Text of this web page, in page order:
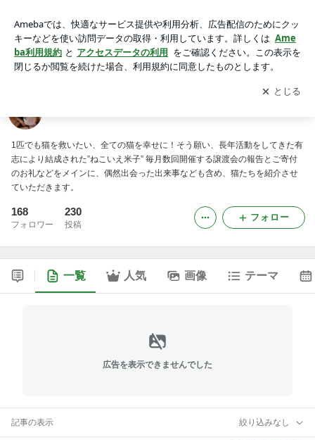
アプリをダウンロードして ブログの更新通知
を受け取りまし
ょう。
開く
1匹でも猫を救いたい、全ての猫を幸せに！そう願い、長年活動をしてきた有
志により結成された”ねこいえ米子” 毎月数回開催する譲渡会の報告とご寄付
のお礼などをメインに、偶然出会った出来事なども含め、猫たちを紹介させ
ていただきます。
168
フォロワー
230
投稿
フォロー
一覧 人気 画像 テーマ
広告を表示できませんでした
記事の表示 絞り込みなし